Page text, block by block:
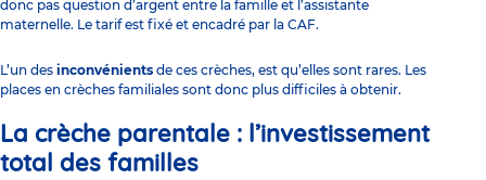
donc pas question d’argent entre la famille et l’assistante
maternelle. Le tarif est fixé et encadré par la CAF.
L’un des inconvénients de ces crèches, est qu’elles sont rares. Les
places en crèches familiales sont donc plus difficiles à obtenir.
La crèche parentale : l’investissement
total des familles